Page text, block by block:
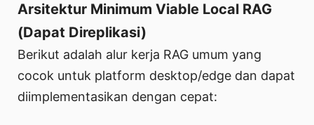
Arsitektur Minimum Viable Local RAG
(Dapat Direplikasi)
Berikut adalah alur kerja RAG umum yang
cocok untuk platform desktop/edge dan dapat
diimplementasikan dengan cepat: